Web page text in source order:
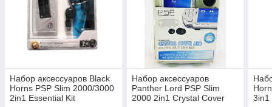
Набор аксессуаров Black
Horns PSP Slim 2000/3000
2in1 Essential Kit
Набор аксессуаров
Panther Lord PSP Slim
2000 2in1 Crystal Cover
3in1